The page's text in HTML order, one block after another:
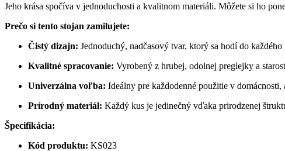
Jeho krása spočíva v jednoduchosti a kvalitnom materiáli. Môžete si ho
Prečo si tento stojan zamilujete:
Čistý dizajn: Jednoduchý, nadčasový tvar, ktorý sa hodí do každého
Kvalitné spracovanie: Vyrobený z hrubej, odolnej preglejky a
Univerzálna voľba: Ideálny pre každodenné použitie v
Prírodný materiál: Každý kus je jedinečný vďaka prirodzenej
Špecifikácia:
Kód produktu: KS023